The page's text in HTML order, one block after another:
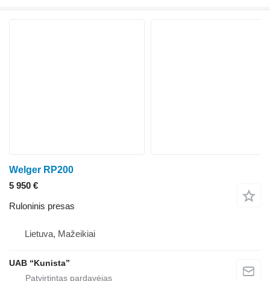
Welger RP200
5 950 €
Ruloninis presas
Lietuva, Mažeikiai
UAB “Kunista”